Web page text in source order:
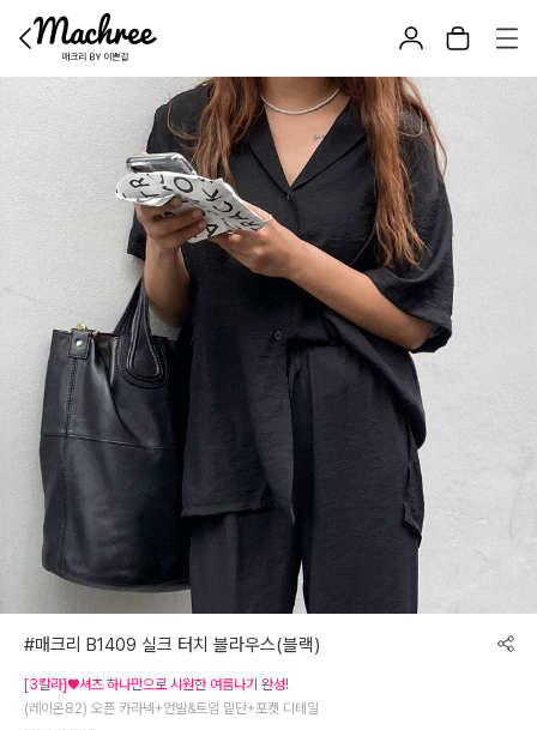
#매크리 B1409 실크 터치 블라우스(블랙)
[3칼라]♥셔츠 하나만으로 시원한 여름나기 완성!
(레이온82) 오픈 카라넥+언발&트임 밑단+포켓 디테일